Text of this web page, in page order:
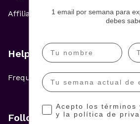
Affiliate and Advertising Policy
Help
Frequently Asked Questions
Follow us
1 email por semana para
debes
Acepto los términos
y la política de